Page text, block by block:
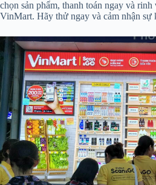
chọn sản phẩm, thanh toán ngay và
VinMart. Hãy thử ngay và cảm nhận sự